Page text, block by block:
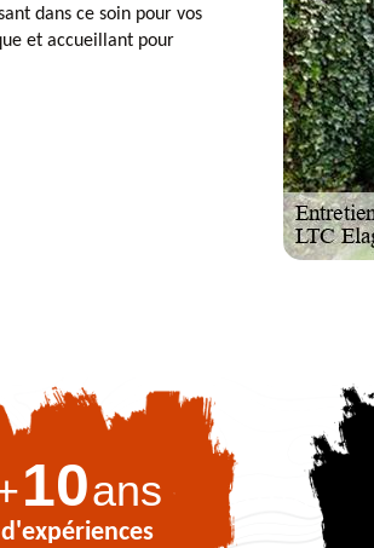
dans ce soin pour vos
et accueillant pour
10ans
d'expériences